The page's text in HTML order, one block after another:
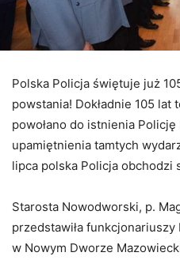
Polska Policja świętuje już
powstania! Dokładnie 105 lat
powołano do istnienia
upamiętnienia tamtych
lipca polska Policja obchodzi
Starosta Nowodworski, p.
przedstawiła
w Nowym Dworze